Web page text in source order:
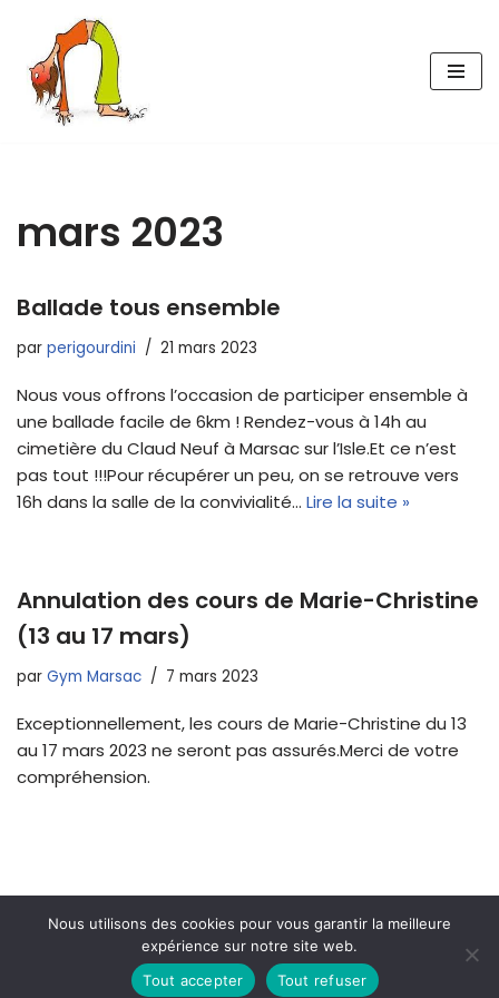
Aller
au
contenu
mars 2023
Ballade tous ensemble
par perigourdini 21 mars 2023
Nous vous offrons l’occasion de participer ensemble à
une ballade facile de 6km ! Rendez-vous à 14h au
cimetière du Claud Neuf à Marsac sur l’Isle.Et ce n’est
pas tout !!!Pour récupérer un peu, on se retrouve vers
16h dans la salle de la convivialité… Lire la suite »
Annulation des cours de Marie-Christine
(13 au 17 mars)
par Gym Marsac 7 mars 2023
Exceptionnellement, les cours de Marie-Christine du 13
au 17 mars 2023 ne seront pas assurés.Merci de votre
compréhension.
Neve| Propulsé parWordPress
Nous utilisons des cookies pour vous garantir la meilleure
expérience sur notre site web.
Tout accepter
Tout refuser